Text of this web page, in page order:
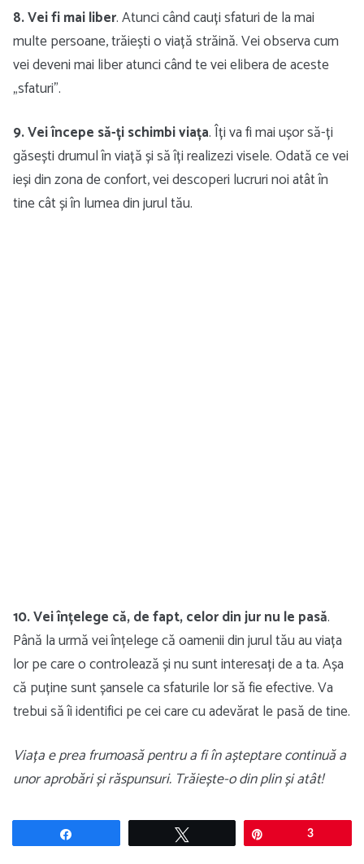
8. Vei fi mai liber. Atunci când cauți sfaturi de la mai
multe persoane, trăiești o viață străină. Vei observa cum
vei deveni mai liber atunci când te vei elibera de aceste
„sfaturi”.
9. Vei începe să-ți schimbi viața. Îți va fi mai ușor să-ți
găsești drumul în viață și să îți realizezi visele. Odată ce vei
ieși din zona de confort, vei descoperi lucruri noi atât în
tine cât și în lumea din jurul tău.
10. Vei înțelege că, de fapt, celor din jur nu le pasă.
Până la urmă vei înțelege că oamenii din jurul tău au viața
lor pe care o controlează și nu sunt interesați de a ta. Așa
că puține sunt șansele ca sfaturile lor să fie efective. Va
trebui să îi identifici pe cei care cu adevărat le pasă de tine.
Viața e prea frumoasă pentru a fi în așteptare continuă a
unor aprobări și răspunsuri. Trăiește-o din plin și atât!
3